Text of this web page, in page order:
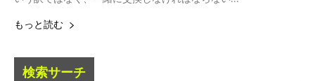
もっと読む
検索サーチ